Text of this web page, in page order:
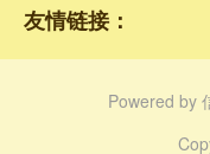
友情链接：
Powered by